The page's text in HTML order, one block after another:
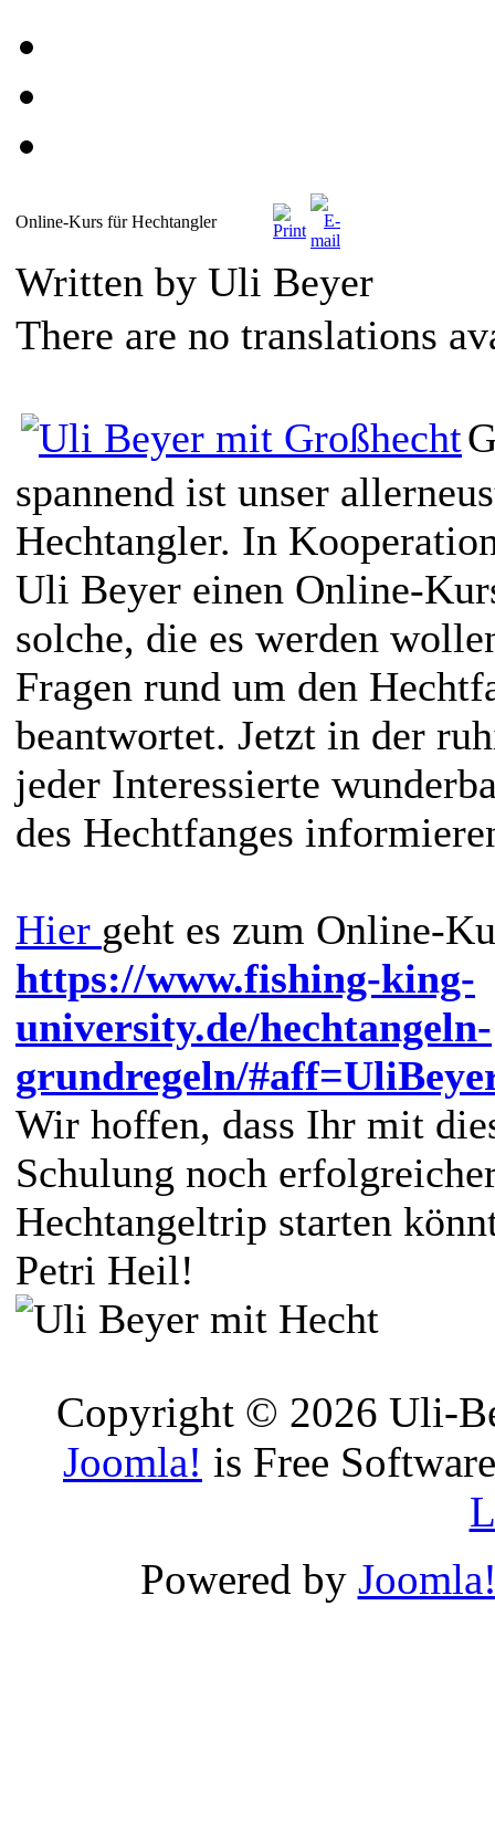
Online-Kurs für Hechtangler
Written by Uli Beyer
There are no translations
spannend ist unser
Hechtangler. In
Uli Beyer einen Online-
solche, die es werden
Fragen rund um den
beantwortet. Jetzt in der
jeder Interessierte
des Hechtfanges
Hier geht es zum Online-
https://www.fishing-king-
university.de/hechtangeln-
grundregeln/
Wir hoffen, dass Ihr mit
Schulung noch
Hechtangeltrip starten
Petri Heil!
Copyright © 2026 Uli-
Joomla! is Free
Powered by